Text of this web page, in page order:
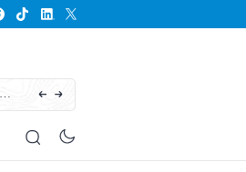
Karhutla Kotim Meluas, BPBD Sebut Sudah